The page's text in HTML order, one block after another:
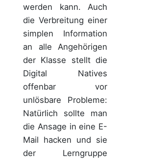
werden kann. Auch
die Verbreitung einer
simplen Information
an alle Angehörigen
der Klasse stellt die
Digital Natives
offenbar vor
unlösbare Probleme:
Natürlich sollte man
die Ansage in eine E-
Mail hacken und sie
der Lerngruppe